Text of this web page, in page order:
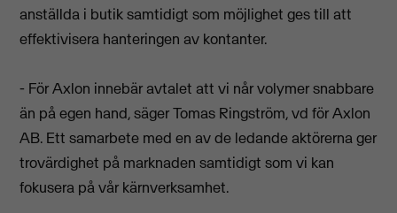
anställda i butik samtidigt som möjlighet ges till att
effektivisera hanteringen av kontanter.
- För Axlon innebär avtalet att vi når volymer snabbare
än på egen hand, säger Tomas Ringström, vd för Axlon
AB. Ett samarbete med en av de ledande aktörerna ger
trovärdighet på marknaden samtidigt som vi kan
fokusera på vår kärnverksamhet.